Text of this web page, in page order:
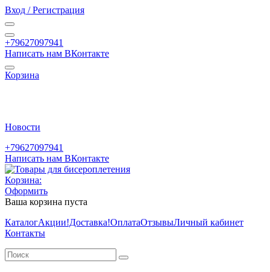
Вход / Регистрация
+79627097941
Написать нам ВКонтакте
Корзина
Новости
+79627097941
Написать нам ВКонтакте
Корзина:
Оформить
Ваша корзина пуста
КаталогАкции!Доставка!ОплатаОтзывыЛичный кабинет
Контакты